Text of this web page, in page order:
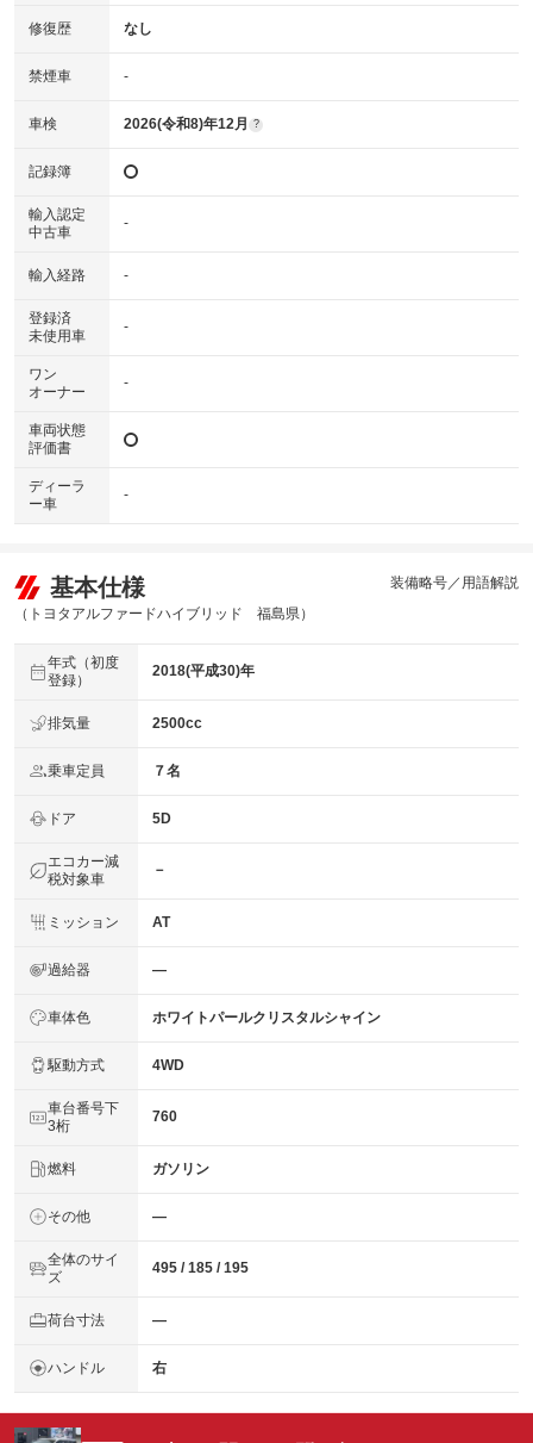
修復歴 なし
禁煙車 -
車検 2026(令和8)年12月 ?
記録簿
輸入認定
中古車
-
輸入経路 -
登録済
未使用車
-
ワン
オーナー
-
車両状態
評価書
ディーラ
ー車
-
基本仕様
（トヨタアルファードハイブリッド 福島県）
装備略号／用語解説
年式（初度
登録）
2018(平成30)年
排気量 2500cc
乗車定員 ７名
ドア 5D
エコカー減
税対象車
－
ミッション AT
過給器 ―
車体色 ホワイトパールクリスタルシャイン
駆動方式 4WD
車台番号下
3桁
760
燃料 ガソリン
その他 ―
全体のサイ
ズ
495 / 185 / 195
荷台寸法 ―
ハンドル 右